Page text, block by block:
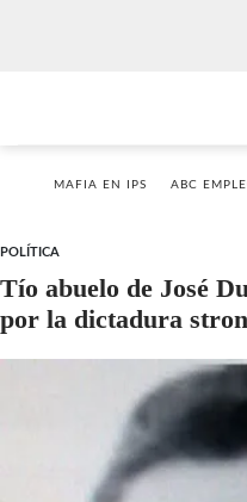
MAFIA EN IPS ABC
POLÍTICA
Tío abuelo de José
por la dictadura